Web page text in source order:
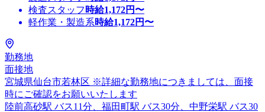
検査スタッフ 時給1,172円〜
軽作業・製造系時給1,172円〜
勤務地
面接地
宮城県仙台市若林区 ※詳細な勤務地につきましては、面接
時にご確認をお願いいたします
陸前高砂駅 バス11分、福田町駅 バス30分、中野栄駅 バス30